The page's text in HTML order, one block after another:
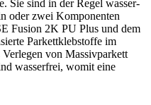
Sie sind in der Regel wasser-
oder zwei Komponenten
Fusion 2K PU Plus und dem
Parkettklebstoffe im
von Massivparkett
wasserfrei, womit eine